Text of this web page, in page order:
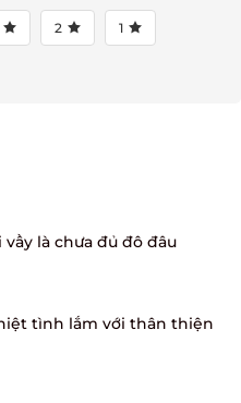
2 1
là chưa đủ đô đâu
tình lắm với thân thiện